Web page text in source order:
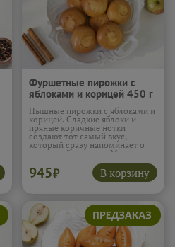
Фуршетные пирожки с
яблоками и корицей 450 г
(10шт)
Пышные пирожки с яблоками и
корицей. Сладкие яблоки и
пряные коричные нотки
создают тот самый вкус,
который сразу напоминает о
домашней выпечке. Мягкое
тесто отлично дополняет
сочную начинку. Подробнее...
945₽ В корзину